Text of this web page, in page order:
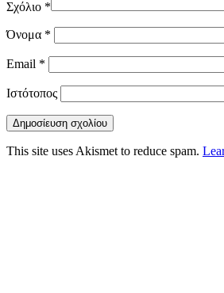
Σχόλιο *
Όνομα *
Email *
Ιστότοπος
This site uses Akismet to reduce spam.